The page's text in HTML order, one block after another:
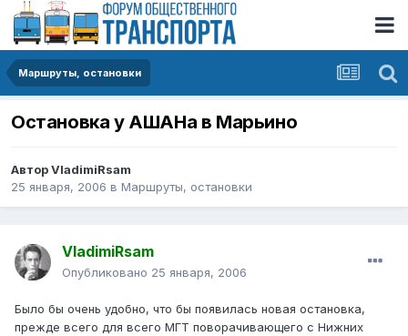
Маршруты, остановки
Остановка у АШАНа в Марьино
АвторVladimiRsam
25 января, 2006 в Маршруты, остановки
VladimiRsam
Опубликовано 25 января, 2006
Было бы очень удобно, что бы появилась новая остановка,
прежде всего для всего МГТ поворачивающего с Нижних